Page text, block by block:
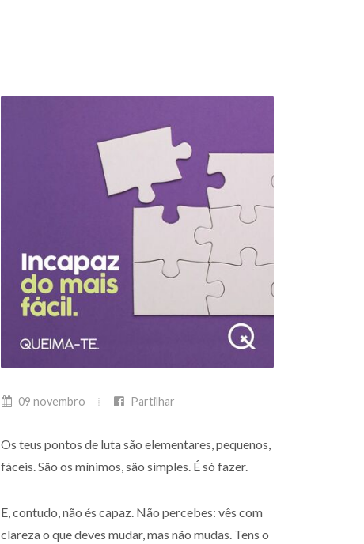
09 novembro Partilhar
Os teus pontos de luta são elementares, pequenos,
fáceis. São os mínimos, são simples. É só fazer.
E, contudo, não és capaz. Não percebes: vês com
clareza o que deves mudar, mas não mudas. Tens o